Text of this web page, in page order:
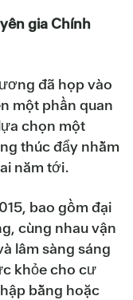
gia Chính
đã họp vào
một phần quan
chọn một
thúc đẩy nhằm
năm tới.
bao gồm đại
cùng nhau vận
lâm sàng sáng
khỏe cho cư
bằng hoặc